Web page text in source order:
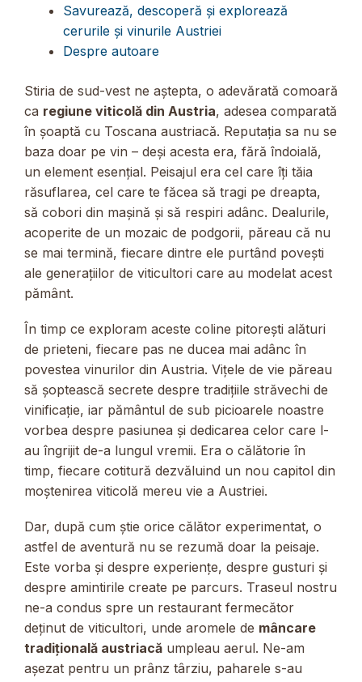
Savurează, descoperă și explorează
cerurile și vinurile Austriei
Despre autoare
Stiria de sud-vest ne aștepta, o adevărată comoară
ca regiune viticolă din Austria, adesea comparată
în șoaptă cu Toscana austriacă. Reputația sa nu se
baza doar pe vin – deși acesta era, fără îndoială,
un element esențial. Peisajul era cel care îți tăia
răsuflarea, cel care te făcea să tragi pe dreapta,
să cobori din mașină și să respiri adânc. Dealurile,
acoperite de un mozaic de podgorii, păreau că nu
se mai termină, fiecare dintre ele purtând povești
ale generațiilor de viticultori care au modelat acest
pământ.
În timp ce exploram aceste coline pitorești alături
de prieteni, fiecare pas ne ducea mai adânc în
povestea vinurilor din Austria. Vițele de vie păreau
să șoptească secrete despre tradițiile străvechi de
vinificație, iar pământul de sub picioarele noastre
vorbea despre pasiunea și dedicarea celor care l-
au îngrijit de-a lungul vremii. Era o călătorie în
timp, fiecare cotitură dezvăluind un nou capitol din
moștenirea viticolă mereu vie a Austriei.
Dar, după cum știe orice călător experimentat, o
astfel de aventură nu se rezumă doar la peisaje.
Este vorba și despre experiențe, despre gusturi și
despre amintirile create pe parcurs. Traseul nostru
ne-a condus spre un restaurant fermecător
deținut de viticultori, unde aromele de mâncare
tradițională austriacă umpleau aerul. Ne-am
așezat pentru un prânz târziu, paharele s-au